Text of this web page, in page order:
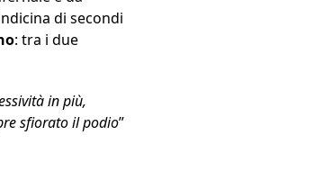
di secondi
: tra i due
in più,
sfiorato il podio”